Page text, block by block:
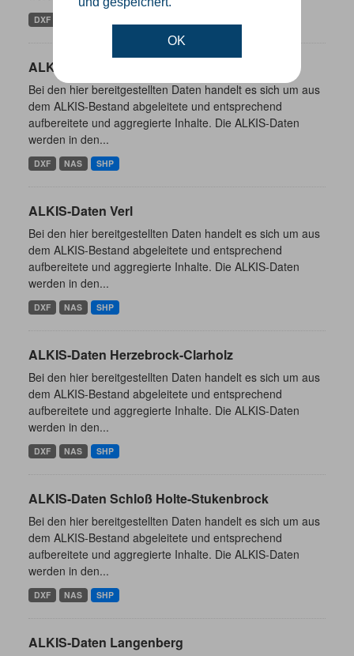
OK
DXF
ALKIS-Daten Borgholzhausen
Bei den hier bereitgestellten Daten handelt es sich um aus
dem ALKIS-Bestand abgeleitete und entsprechend
aufbereitete und aggregierte Inhalte. Die ALKIS-Daten
werden in den...
DXF NAS SHP
ALKIS-Daten Verl
Bei den hier bereitgestellten Daten handelt es sich um aus
dem ALKIS-Bestand abgeleitete und entsprechend
aufbereitete und aggregierte Inhalte. Die ALKIS-Daten
werden in den...
DXF NAS SHP
ALKIS-Daten Herzebrock-Clarholz
Bei den hier bereitgestellten Daten handelt es sich um aus
dem ALKIS-Bestand abgeleitete und entsprechend
aufbereitete und aggregierte Inhalte. Die ALKIS-Daten
werden in den...
DXF NAS SHP
ALKIS-Daten Schloß Holte-Stukenbrock
Bei den hier bereitgestellten Daten handelt es sich um aus
dem ALKIS-Bestand abgeleitete und entsprechend
aufbereitete und aggregierte Inhalte. Die ALKIS-Daten
werden in den...
DXF NAS SHP
ALKIS-Daten Langenberg